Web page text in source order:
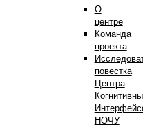
О
центре
Команда
проекта
повестка
Центра
НОЧУ